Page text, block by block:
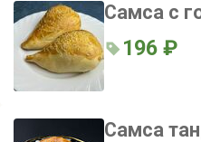
Самса с
196 ₽
Самса